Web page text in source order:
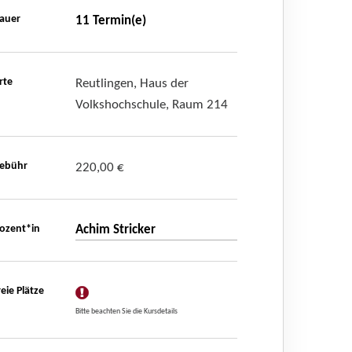
11 Termin(e)
Reutlingen, Haus der
Volkshochschule, Raum 214
220,00 €
Achim Stricker
Plätze
Bitte beachten Sie die Kursdetails